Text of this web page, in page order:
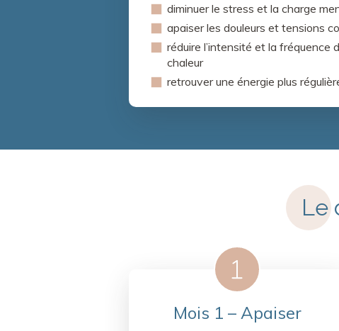
diminuer le stress et la charge
apaiser les douleurs et tensions
réduire l’intensité et la fréquence
chaleur
retrouver une énergie plus
Le
Mois 1 – Apaiser